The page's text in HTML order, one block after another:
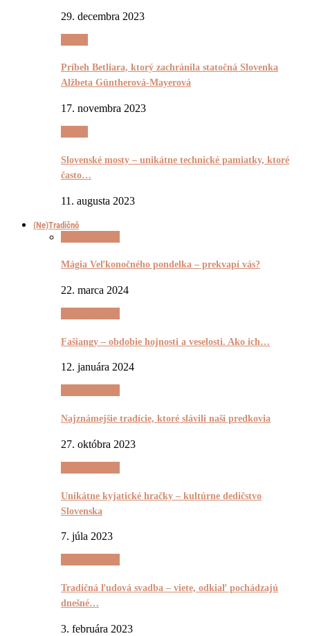
29. decembra 2023
Príbeh Betliara, ktorý zachránila statočná Slovenka
Alžbeta Güntherová-Mayerová
17. novembra 2023
Slovenské mosty – unikátne technické pamiatky, ktoré
často…
11. augusta 2023
(Ne)Tradičnô
Mágia Veľkonočného pondelka – prekvapí vás?
22. marca 2024
Fašiangy – obdobie hojnosti a veselosti. Ako ich…
12. januára 2024
Najznámejšie tradície, ktoré slávili naši predkovia
27. októbra 2023
Unikátne kyjatické hračky – kultúrne dedičstvo
Slovenska
7. júla 2023
Tradičná ľudová svadba – viete, odkiaľ pochádzajú
dnešné…
3. februára 2023